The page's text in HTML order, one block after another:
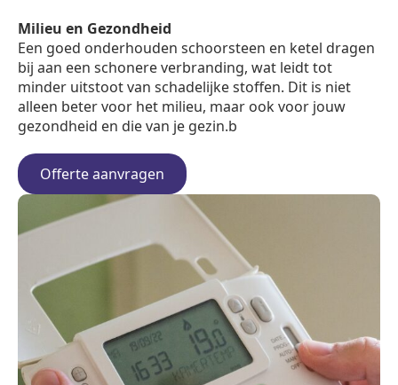
Milieu en Gezondheid
Een goed onderhouden schoorsteen en ketel dragen
bij aan een schonere verbranding, wat leidt tot
minder uitstoot van schadelijke stoffen. Dit is niet
alleen beter voor het milieu, maar ook voor jouw
gezondheid en die van je gezin.b
Offerte aanvragen